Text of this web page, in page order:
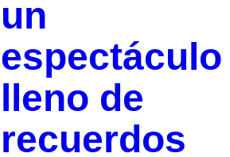
un
espectáculo
lleno de
recuerdos